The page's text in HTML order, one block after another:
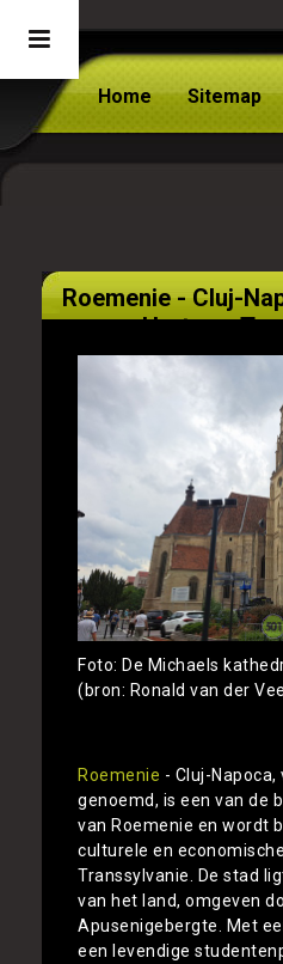
Home Sitemap
Roemenie - Cluj-
Hart van
Foto: De Michaels
(bron: Ronald van der
Roemenie - Cluj-
genoemd, is een van de
van Roemenie en wordt
culturele en
Transsylvanie. De stad
van het land, omgeven
Apusenigebergte. Met
een levendige